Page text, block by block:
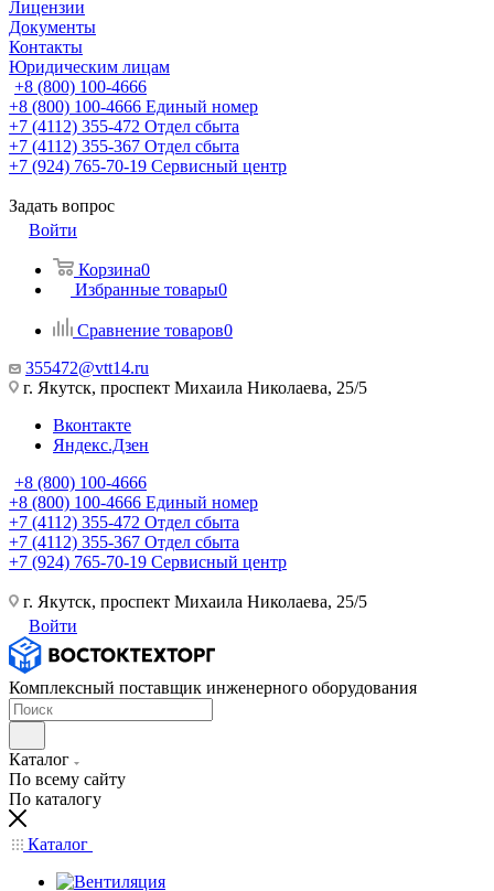
Лицензии
Документы
Контакты
Юридическим лицам
+8 (800) 100-4666
+8 (800) 100-4666 Единый номер
+7 (4112) 355-472 Отдел сбыта
+7 (4112) 355-367 Отдел сбыта
+7 (924) 765-70-19 Сервисный центр
Задать вопрос
Войти
Корзина0
Избранные товары0
Сравнение товаров0
355472@vtt14.ru
г. Якутск, проспект Михаила Николаева, 25/5
Вконтакте
Яндекс.Дзен
+8 (800) 100-4666
+8 (800) 100-4666 Единый номер
+7 (4112) 355-472 Отдел сбыта
+7 (4112) 355-367 Отдел сбыта
+7 (924) 765-70-19 Сервисный центр
г. Якутск, проспект Михаила Николаева, 25/5
Войти
Комплексный поставщик инженерного оборудования
Каталог
По всему сайту
По каталогу
Каталог